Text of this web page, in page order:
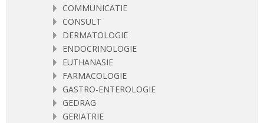
COMMUNICATIE
CONSULT
DERMATOLOGIE
ENDOCRINOLOGIE
EUTHANASIE
FARMACOLOGIE
GASTRO-ENTEROLOGIE
GEDRAG
GERIATRIE